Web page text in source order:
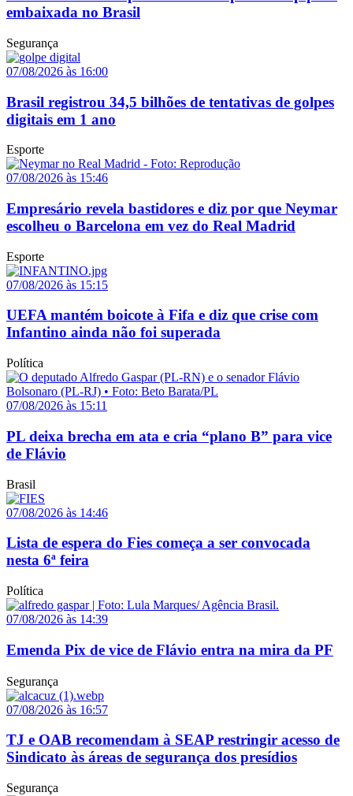
embaixada no Brasil
Segurança
07/08/2026 às 16:00
Brasil registrou 34,5 bilhões de tentativas de golpes
digitais em 1 ano
Esporte
07/08/2026 às 15:46
Empresário revela bastidores e diz por que Neymar
escolheu o Barcelona em vez do Real Madrid
Esporte
07/08/2026 às 15:15
UEFA mantém boicote à Fifa e diz que crise com
Infantino ainda não foi superada
Política
07/08/2026 às 15:11
PL deixa brecha em ata e cria “plano B” para vice
de Flávio
Brasil
07/08/2026 às 14:46
Lista de espera do Fies começa a ser convocada
nesta 6ª feira
Política
07/08/2026 às 14:39
Emenda Pix de vice de Flávio entra na mira da PF
Segurança
07/08/2026 às 16:57
TJ e OAB recomendam à SEAP restringir acesso de
Sindicato às áreas de segurança dos presídios
Segurança